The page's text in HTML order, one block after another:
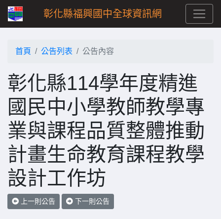
彰化縣福興國中全球資訊網
首頁 公告列表 公告內容
彰化縣114學年度精進
國民中小學教師教學專
業與課程品質整體推動
計畫生命教育課程教學
設計工作坊
上一則公告 下一則公告